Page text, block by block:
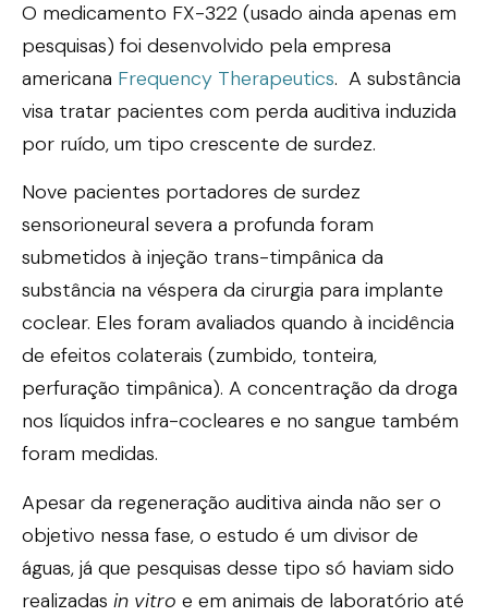
O medicamento FX-322 (usado ainda apenas em
pesquisas) foi desenvolvido pela empresa
americana Frequency Therapeutics. A substância
visa tratar pacientes com perda auditiva induzida
por ruído, um tipo crescente de surdez.
Nove pacientes portadores de surdez
sensorioneural severa a profunda foram
submetidos à injeção trans-timpânica da
substância na véspera da cirurgia para implante
coclear. Eles foram avaliados quando à incidência
de efeitos colaterais (zumbido, tonteira,
perfuração timpânica). A concentração da droga
nos líquidos infra-cocleares e no sangue também
foram medidas.
Apesar da regeneração auditiva ainda não ser o
objetivo nessa fase, o estudo é um divisor de
águas, já que pesquisas desse tipo só haviam sido
realizadas in vitro e em animais de laboratório até